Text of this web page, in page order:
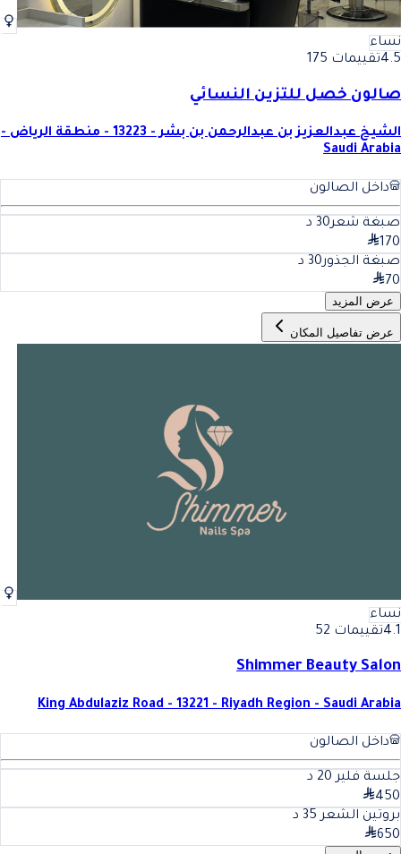
نساء
4.5تقييمات 175
صالون خصل للتزين النسائي
الشيخ عبدالعزيز بن عبدالرحمن بن بشر - 13223 - منطقة الرياض -
Saudi Arabia
داخل الصالون
صبغة شعر30 د
170
صبغة الجذور30 د
70
عرض المزيد
عرض تفاصيل المكان
نساء
4.1تقييمات 52
Shimmer Beauty Salon
King Abdulaziz Road - 13221 - Riyadh Region - Saudi Arabia
داخل الصالون
جلسة فلير 20 د
450
بروتين الشعر 35 د
650